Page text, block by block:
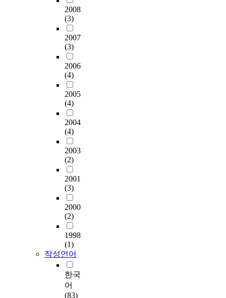
2008
(3)
2007
(3)
2006
(4)
2005
(4)
2004
(4)
2003
(2)
2001
(3)
2000
(2)
1998
(1)
작성언어
한국
어
(83)